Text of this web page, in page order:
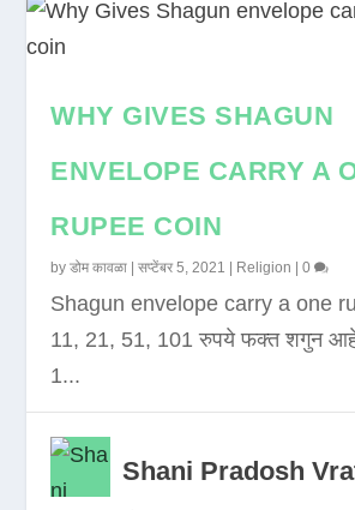
WHY GIVES SHAGUN
ENVELOPE CARRY A
RUPEE COIN
byडोम कावळा |सप्टेंबर 5, 2021 Religion |0
Shagun envelope carry a one
11, 21, 51, 101 रुपये फक्त शगुन
1...
Shani Pradosh